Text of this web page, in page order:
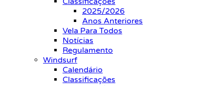
2025/2026
Anos Anteriores
Vela Para Todos
Notícias
Regulamento
Windsurf
Calendário
Classificações